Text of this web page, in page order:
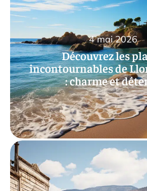
Découvrez les
incontournables de
: charme et
4 mai 2026